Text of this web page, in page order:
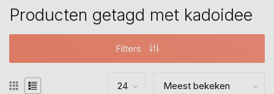
Producten getagd met kadoidee
Filters